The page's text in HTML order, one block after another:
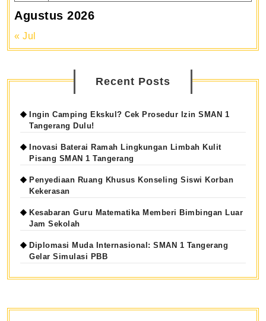
Agustus 2026
« Jul
Recent Posts
Ingin Camping Ekskul? Cek Prosedur Izin SMAN 1
Tangerang Dulu!
Inovasi Baterai Ramah Lingkungan Limbah Kulit
Pisang SMAN 1 Tangerang
Penyediaan Ruang Khusus Konseling Siswi Korban
Kekerasan
Kesabaran Guru Matematika Memberi Bimbingan Luar
Jam Sekolah
Diplomasi Muda Internasional: SMAN 1 Tangerang
Gelar Simulasi PBB